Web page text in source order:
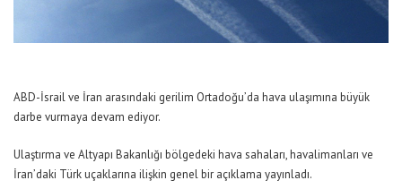
ABD-İsrail ve İran arasındaki gerilim Ortadoğu’da hava ulaşımına büyük
darbe vurmaya devam ediyor.
Ulaştırma ve Altyapı Bakanlığı bölgedeki hava sahaları, havalimanları ve
İran’daki Türk uçaklarına ilişkin genel bir açıklama yayınladı.